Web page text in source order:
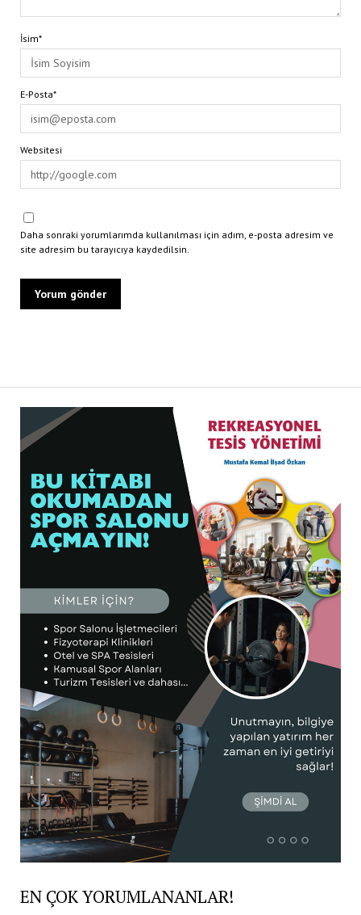
İsim*
E-Posta*
Websitesi
Daha sonraki yorumlarımda kullanılması için adım, e-posta adresim ve
site adresim bu tarayıcıya kaydedilsin.
EN ÇOK YORUMLANANLAR!